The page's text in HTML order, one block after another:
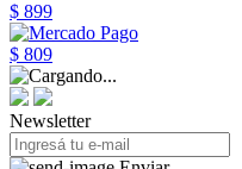
$ 899
$ 809
Newsletter